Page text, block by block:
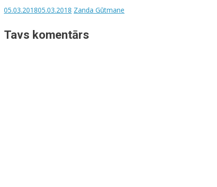
05.03.201805.03.2018 Zanda Gūtmane
Tavs komentārs